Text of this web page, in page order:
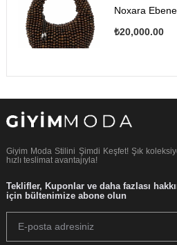
Noxara Ebene
₺20,000.00
Giyim Moda Stilini Şimdi Keşfet! Şık
hızlı teslimat avantajıyla!
Teklifler, Kuponlar ve daha fazlası
için bültenimize abone olun